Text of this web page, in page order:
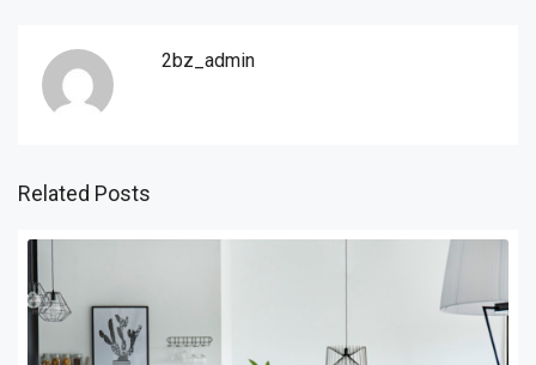
2bz_admin
Related Posts